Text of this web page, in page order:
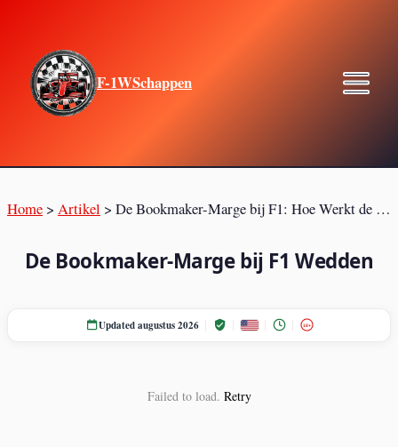
F-1WSchappen
Home > Artikel > De Bookmaker-Marge bij F1: Hoe Werkt de Overround?
De Bookmaker-Marge bij F1 Wedden
Updated augustus 2026 18+
Failed to load. Retry